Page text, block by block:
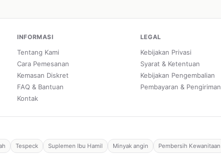
INFORMASI
Tentang Kami
Cara Pemesanan
Kemasan Diskret
FAQ & Bantuan
Kontak
LEGAL
Kebijakan Privasi
Syarat & Ketentuan
Kebijakan Pengembalian
Pembayaran & Pengiriman
Tespeck Suplemen Ibu Hamil Minyak angin Pembersih Kewanitaan